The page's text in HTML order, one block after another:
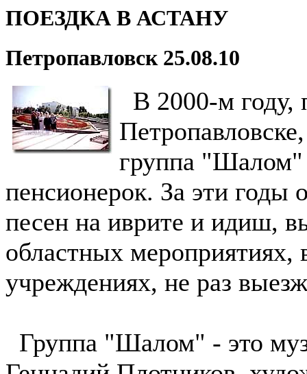
ПОЕЗДКА В АСТАНУ
Петропавловск 25.08.10
В 2000-м году,
группа
пенсионерок. За эти годы
песен на иврите и идиш,
областных
учреждениях, не раз
Группа "Шалом" - это